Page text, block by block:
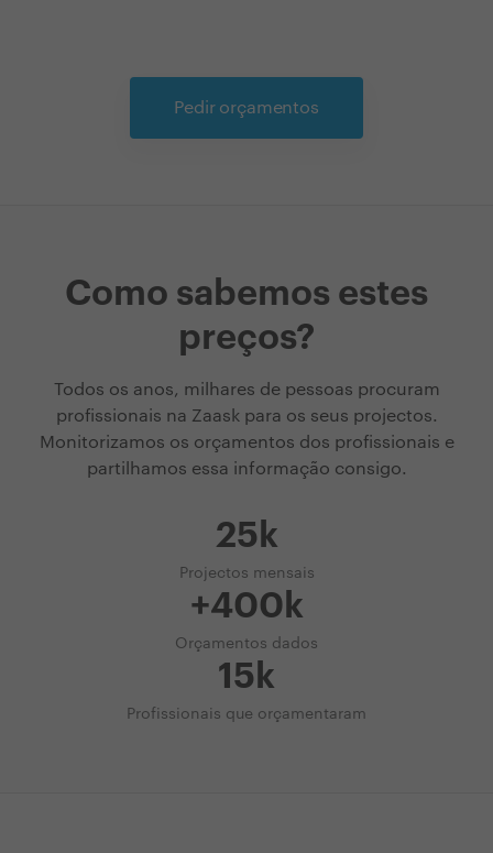
Pedir orçamentos
Como sabemos estes
preços?
Todos os anos, milhares de pessoas procuram
profissionais na Zaask para os seus projectos.
Monitorizamos os orçamentos dos profissionais e
partilhamos essa informação consigo.
25k
Projectos mensais
+400k
Orçamentos dados
15k
Profissionais que orçamentaram